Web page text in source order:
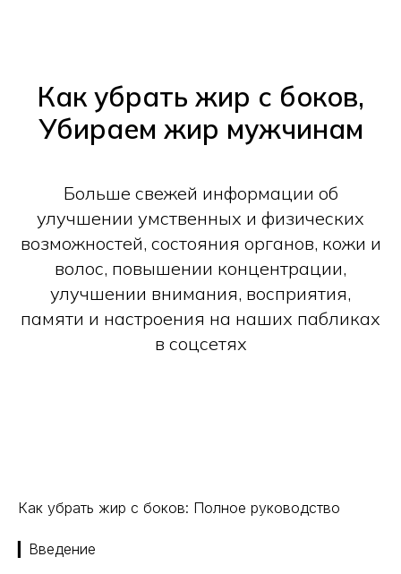
Как убрать жир с боков,
Убираем жир мужчинам
Больше свежей информации об
улучшении умственных и физических
возможностей, состояния органов, кожи и
волос, повышении концентрации,
улучшении внимания, восприятия,
памяти и настроения на наших пабликах
в соцсетях
Как убрать жир с боков: Полное руководство
▎Введение